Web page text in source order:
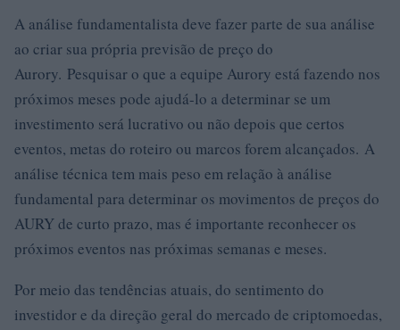
A análise fundamentalista deve fazer parte de sua análise
ao criar sua própria previsão de preço do
Aurory. Pesquisar o que a equipe Aurory está fazendo nos
próximos meses pode ajudá-lo a determinar se um
investimento será lucrativo ou não depois que certos
eventos, metas do roteiro ou marcos forem alcançados. A
análise técnica tem mais peso em relação à análise
fundamental para determinar os movimentos de preços do
AURY de curto prazo, mas é importante reconhecer os
próximos eventos nas próximas semanas e meses.
Por meio das tendências atuais, do sentimento do
investidor e da direção geral do mercado de criptomoedas,